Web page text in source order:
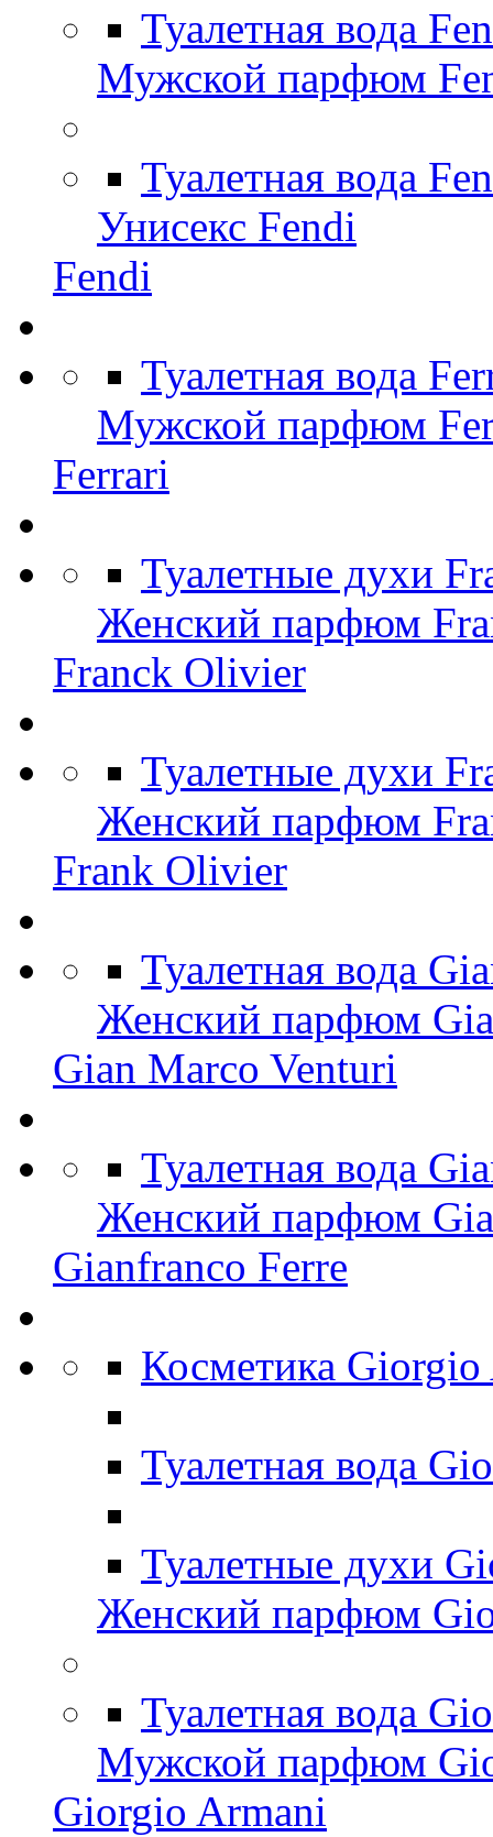
Туалетная вода
Мужской парфюм
Туалетная вода
Унисекс Fendi
Fendi
Туалетная вода
Мужской парфюм
Ferrari
Туалетные духи
Женский парфюм
Franck Olivier
Туалетные духи
Женский парфюм
Frank Olivier
Туалетная вода
Женский парфюм
Gian Marco Venturi
Туалетная вода
Женский парфюм
Gianfranco Ferre
Косметика
Туалетная вода
Туалетные духи
Женский парфюм
Туалетная вода
Мужской парфюм
Giorgio Armani